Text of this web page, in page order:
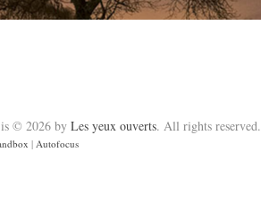
© 2026 by Les yeux ouverts. All rights reserved.
| Autofocus